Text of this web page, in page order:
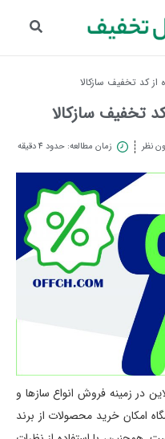
کد تخفیف سازکالا
تخفیف سازکالا
نظر زمان مطالعه: حدود 4 دقیقه
در زمینه فروش انواع سازها و
امکان خرید محصولات از برند